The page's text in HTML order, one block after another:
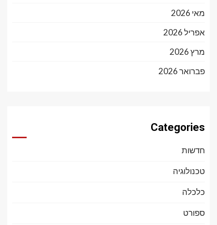
מאי 2026
אפריל 2026
מרץ 2026
פברואר 2026
Categories
חדשות
טכנולוגיה
כלכלה
ספורט